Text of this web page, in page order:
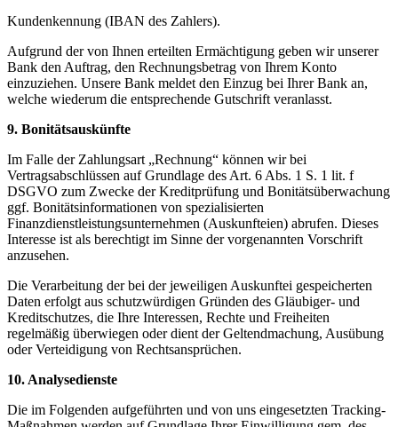
Kundenkennung (IBAN des Zahlers).
Aufgrund der von Ihnen erteilten Ermächtigung geben wir unserer
Bank den Auftrag, den Rechnungsbetrag von Ihrem Konto
einzuziehen. Unsere Bank meldet den Einzug bei Ihrer Bank an,
welche wiederum die entsprechende Gutschrift veranlasst.
9. Bonitätsauskünfte
Im Falle der Zahlungsart „Rechnung“ können wir bei
Vertragsabschlüssen auf Grundlage des Art. 6 Abs. 1 S. 1 lit. f
DSGVO zum Zwecke der Kreditprüfung und Bonitätsüberwachung
ggf. Bonitätsinformationen von spezialisierten
Finanzdienstleistungsunternehmen (Auskunfteien) abrufen. Dieses
Interesse ist als berechtigt im Sinne der vorgenannten Vorschrift
anzusehen.
Die Verarbeitung der bei der jeweiligen Auskunftei gespeicherten
Daten erfolgt aus schutzwürdigen Gründen des Gläubiger- und
Kreditschutzes, die Ihre Interessen, Rechte und Freiheiten
regelmäßig überwiegen oder dient der Geltendmachung, Ausübung
oder Verteidigung von Rechtsansprüchen.
10. Analysedienste
Die im Folgenden aufgeführten und von uns eingesetzten Tracking-